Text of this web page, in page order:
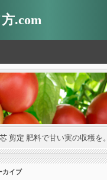
.com
剪定 肥料で甘い実の収穫を。
カイブ